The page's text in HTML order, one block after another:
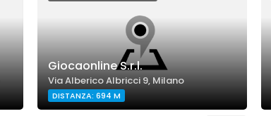
Giocaonline S.r.l.
Via Alberico Albricci 9, Milano
DISTANZA: 694 M